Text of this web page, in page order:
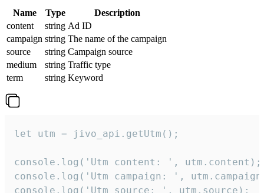
Name Type
Description
content
string Ad ID
campaign string The name of the campaign
source
string Campaign source
medium
string Traffic type
term
string Keyword
let utm = jivo_api.getUtm();
console.log('Utm content: ', utm.content);
console.log('Utm campaign: ',
console.log('Utm source: ', utm.source);